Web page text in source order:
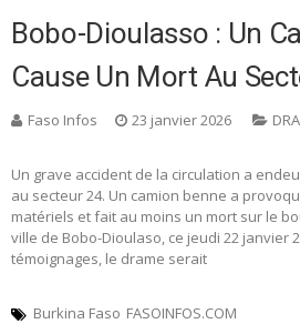
Bobo-Dioulasso : Un
Cause Un Mort Au
Faso Infos 23 janvier 2026
Un grave accident de la circulation a
au secteur 24. Un camion benne a
matériels et fait au moins un mort sur le
ville de Bobo-Dioulaso, ce jeudi 22 janvier
témoignages, le drame serait
Burkina Faso FASOINFOS.COM